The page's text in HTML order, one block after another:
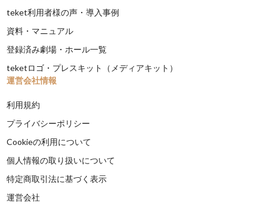
teket利用者様の声・導入事例
資料・マニュアル
登録済み劇場・ホール一覧
teketロゴ・プレスキット（メディアキット）
運営会社情報
利用規約
プライバシーポリシー
Cookieの利用について
個人情報の取り扱いについて
特定商取引法に基づく表示
運営会社